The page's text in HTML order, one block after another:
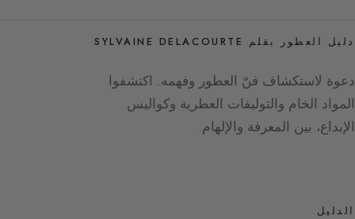
دليل العطور بقلم SYLVAINE DELACOURTE
دعوة لاستكشاف فنّ العطور وفهمه. اكتشفوا
المواد الخام والتوليفات العطرية وكواليس
الإبداع، بين المعرفة والإلهام.
الدليل